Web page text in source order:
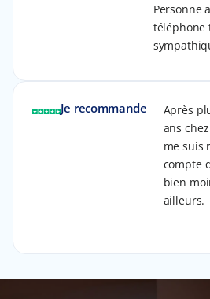
Personne
téléphone
Je recommande
Après
ans
me suis
compte
bien
ailleurs.